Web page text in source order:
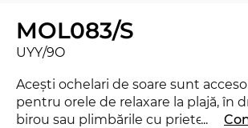
MOL083/S
UYY/9O
Aceşti ochelari de soare sunt
pentru orele de relaxare la plajă, în
birou sau plimbările cu prietenii prin
...